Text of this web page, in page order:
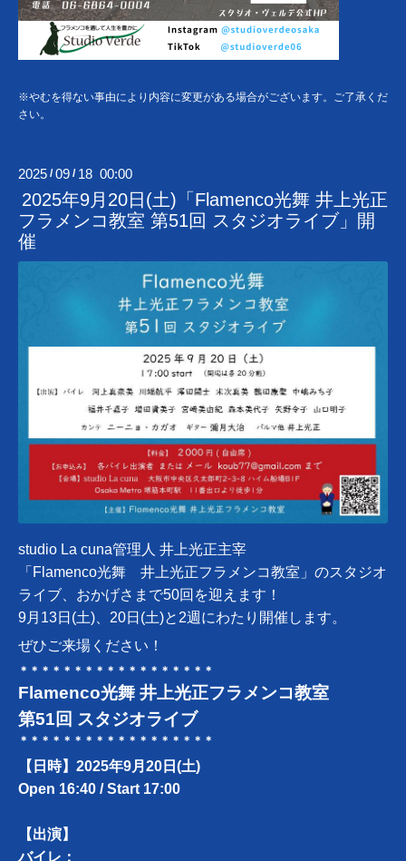
※やむを得ない事由により内容に変更がある場合がございます。ご了承くだ
さい。
2025 /09 / 18 00:00
2025年9月20日(土)「Flamenco光舞 井上光正
フラメンコ教室 第51回 スタジオライブ」開
催
studio La cuna管理人 井上光正主宰
「Flamenco光舞 井上光正フラメンコ教室」のスタジオ
ライブ、おかげさまで50回を迎えます！
9月13日(土)、20日(土)と2週にわたり開催します。
ぜひご来場ください！
＊＊＊＊＊＊＊＊＊＊＊＊＊＊＊＊＊＊
Flamenco光舞 井上光正フラメンコ教室
第51回 スタジオライブ
＊＊＊＊＊＊＊＊＊＊＊＊＊＊＊＊＊＊
【日時】2025年9月20日(土)
Open 16:40 / Start 17:00
【出演】
バイレ：